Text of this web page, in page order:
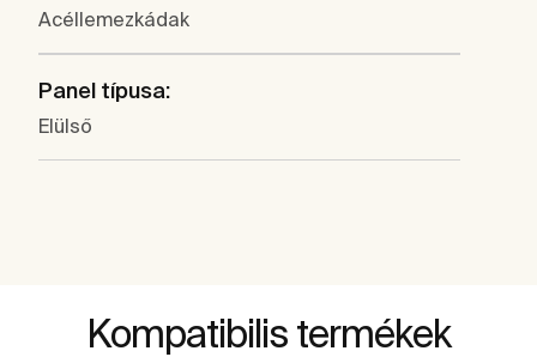
Acéllemezkádak
Panel típusa:
Elülső
Kompatibilis termékek